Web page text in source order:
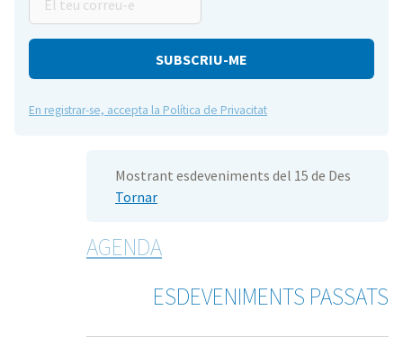
teu
correu-
En registrar-se, accepta la Política de Privacitat
Mostrant esdeveniments del 15 de Des
Tornar
AGENDA
ESDEVENIMENTS PASSATS